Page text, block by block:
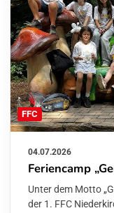
FFC
04.07.2026
Feriencamp
Unter dem Motto
der 1. FFC